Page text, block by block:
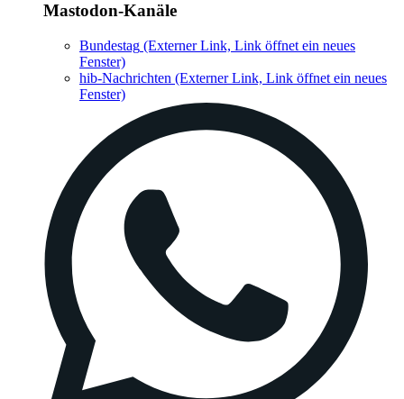
Mastodon-Kanäle
Bundestag (Externer Link, Link öffnet ein neues
Fenster)
hib-Nachrichten (Externer Link, Link öffnet ein neues
Fenster)